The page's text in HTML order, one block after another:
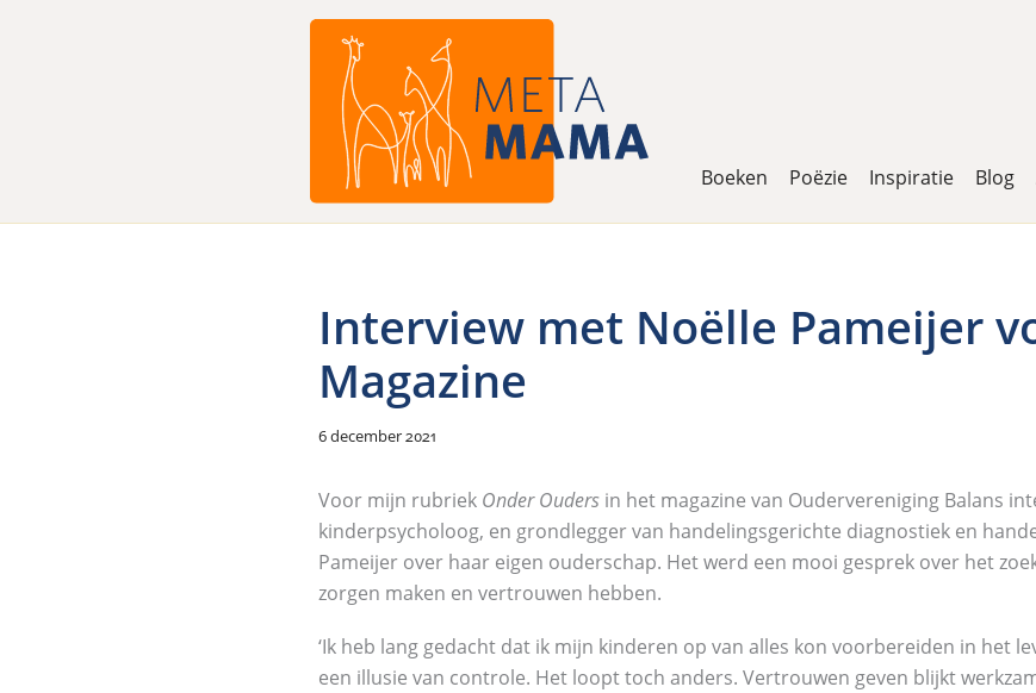
Boeken Poëzie Inspiratie Blog
Interview met Noëlle Pameijer
Magazine
6 december 2021
Voor mijn rubriek Onder Ouders in het magazine van Oudervereniging Balans
kinderpsycholoog, en grondlegger van handelingsgerichte diagnostiek en
Pameijer over haar eigen ouderschap. Het werd een mooi gesprek over het
zorgen maken en vertrouwen hebben.
‘Ik heb lang gedacht dat ik mijn kinderen op van alles kon voorbereiden in het
een illusie van controle. Het loopt toch anders. Vertrouwen geven blijkt